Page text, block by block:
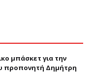
μπάσκετ για την
προπονητή Δημήτρη